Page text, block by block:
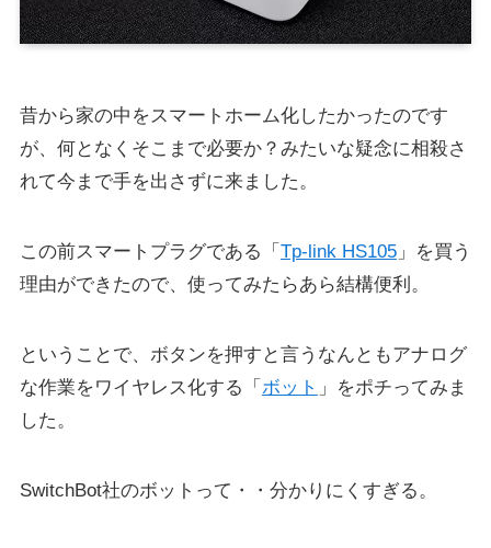
昔から家の中をスマートホーム化したかったのです
が、何となくそこまで必要か？みたいな疑念に相殺さ
れて今まで手を出さずに来ました。
この前スマートプラグである「 Tp-link HS105」を買う
理由ができたので、使ってみたらあら結構便利。
ということで、ボタンを押すと言うなんともアナログ
な作業をワイヤレス化する「 ボット 」をポチってみま
した。
SwitchBot社のボットって・・分かりにくすぎる。